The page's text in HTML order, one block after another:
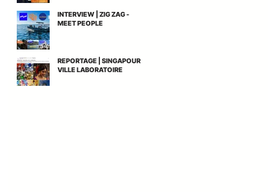
INTERVIEW | ZIG ZAG -
MEET PEOPLE
REPORTAGE | SINGAPOUR -
VILLE LABORATOIRE